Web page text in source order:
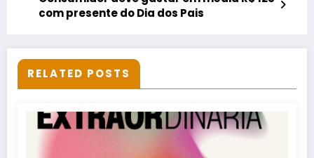
com presente do Dia dos Pais
RELATED POSTS